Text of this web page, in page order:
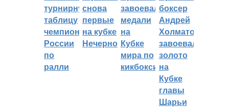
турнирную
таблицу
чемпионата
России
по
ралли
снова
первые
на кубке
Нечерноземья
завоевали
медали
на
Кубке
мира по
кикбоксингу
боксер
Андрей
Холматов
завоевал
золото
на
Кубке
главы
Шарьи